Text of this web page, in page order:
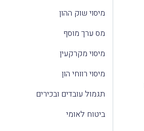
מיסוי שוק ההון
מס ערך מוסף
מיסוי מקרקעין
מיסוי רווחי הון
תגמול עובדים ובכירים
ביטוח לאומי